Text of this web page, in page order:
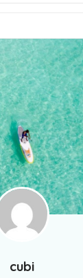
cubi